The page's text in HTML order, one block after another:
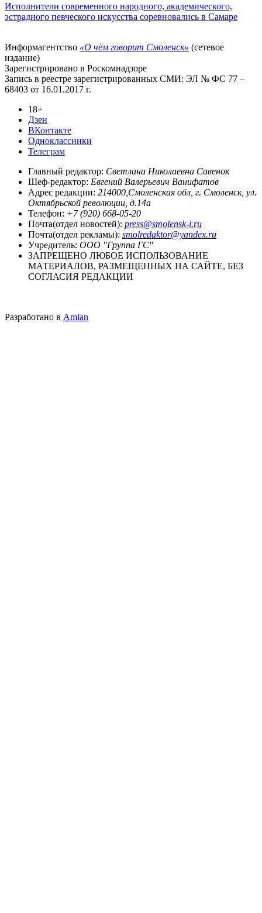
Исполнители современного народного, академического,
эстрадного певческого искусства соревновались в Самаре
Информагентство «О чём говорит Смоленск» (сетевое
издание)
Зарегистрировано в Роскомнадзоре
Запись в реестре зарегистрированных СМИ: ЭЛ № ФС 77 –
68403 от 16.01.2017 г.
18+
Дзен
ВКонтакте
Одноклассники
Телеграм
Главный редактор: Светлана Николаевна Савенок
Шеф-редактор: Евгений Валерьевич Ванифатов
Адрес редакции: 214000,Смоленская обл, г. Смоленск, ул.
Октябрьской революции, д.14а
Телефон: +7 (920) 668-05-20
Почта(отдел новостей): press@smolensk-i.ru
Почта(отдел рекламы): smolredaktor@yandex.ru
Учредитель: ООО "Группа ГС"
ЗАПРЕЩЕНО ЛЮБОЕ ИСПОЛЬЗОВАНИЕ
МАТЕРИАЛОВ, РАЗМЕЩЕННЫХ НА САЙТЕ, БЕЗ
СОГЛАСИЯ РЕДАКЦИИ
Разработано в Amlan